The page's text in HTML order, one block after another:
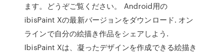
ます。どうぞご覧ください。 Android用の
ibisPaint Xの最新バージョンをダウンロード. オン
ラインで自分の絵描き作品をシェアしよう.
IbisPaint Xは、凝ったデザインを作成できる絵描き